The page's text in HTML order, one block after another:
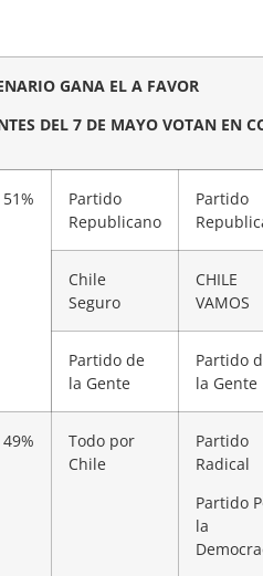
GANA EL A FAVOR
DEL 7 DE MAYO VOTAN EN
51%
Partido
Republicano
Partido
Chile
Seguro
CHILE
VAMOS
Partido de
la Gente
Partido
la Gente
49%
Todo por
Chile
Partido
Radical
Partido
la